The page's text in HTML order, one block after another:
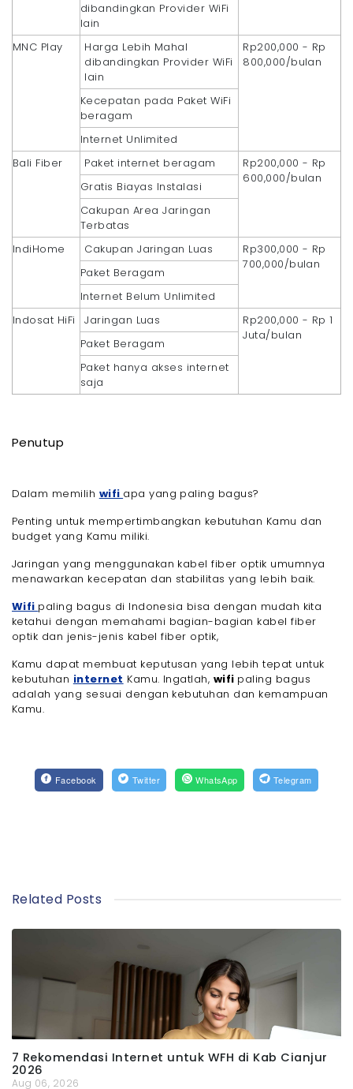
dibandingkan Provider WiFi
lain
MNC Play
Harga Lebih Mahal
dibandingkan Provider WiFi
lain
Rp200,000 - Rp
800,000/bulan
Kecepatan pada Paket WiFi
beragam
Internet Unlimited
Bali Fiber
Paket internet beragam
Rp200,000 - Rp
600,000/bulan
Gratis Biayas Instalasi
Cakupan Area Jaringan
Terbatas
IndiHome
Cakupan Jaringan Luas
Rp300,000 - Rp
700,000/bulan
Paket Beragam
Internet Belum Unlimited
Indosat HiFi
Jaringan Luas
Rp200,000 - Rp 1
Juta/bulan
Paket Beragam
Paket hanya akses internet
saja
Penutup
Dalam memilih wifi apa yang paling bagus?
Penting untuk mempertimbangkan kebutuhan Kamu dan
budget yang Kamu miliki.
Jaringan yang menggunakan kabel fiber optik umumnya
menawarkan kecepatan dan stabilitas yang lebih baik.
Wifi paling bagus di Indonesia bisa dengan mudah kita
ketahui dengan memahami bagian-bagian kabel fiber
optik dan jenis-jenis kabel fiber optik,
Kamu dapat membuat keputusan yang lebih tepat untuk
kebutuhan internet Kamu. Ingatlah, wifi paling bagus
adalah yang sesuai dengan kebutuhan dan kemampuan
Kamu.
Facebook Twitter WhatsApp Telegram
Related Posts
7 Rekomendasi Internet untuk WFH di Kab Cianjur
2026
Aug 06, 2026